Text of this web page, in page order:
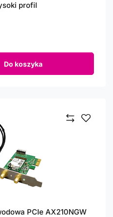
profil
Do koszyka
PCIe AX210NGW